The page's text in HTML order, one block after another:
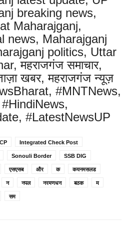
breaking news,
Maharajganj,
news, Maharajganj
politics, Uttar
महराजगंज समाचार,
खबर, महराजगंज न्यूज़
#MNTNews,
#LatestNewsUP
ICP Integrated Check Post
Sonouli Border SSB DIG
एसएसब और क कयनमसलड
न नपल नरमणधन बठक म
सम